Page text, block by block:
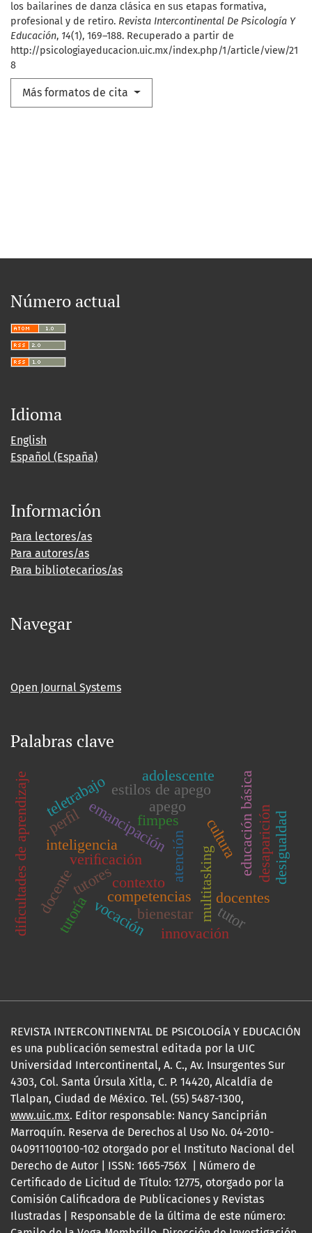
los bailarines de danza clásica en sus etapas formativa,
profesional y de retiro. Revista Intercontinental De Psicología Y
Educación, 14(1), 169–188. Recuperado a partir de
http://psicologiayeducacion.uic.mx/index.php/1/article/view/21
8
Más formatos de cita
Número actual
Idioma
English
Español (España)
Información
Para lectores/as
Para autores/as
Para bibliotecarios/as
Navegar
Open Journal Systems
Palabras clave
multitasking
atención
emancipación
veriﬁcación
inteligencia
competencias
tutores docentes
teletrabajo apego
cultura
estilos de apego
diﬁcultades de aprendizaje educación básica
docente
vocación
adolescente
tutor
tutoría
desaparición
contexto
perﬁl
bienestar
innovación
desigualdad
fimpes
REVISTA INTERCONTINENTAL DE PSICOLOGÍA Y EDUCACIÓN
es una publicación semestral editada por la UIC
Universidad Intercontinental, A. C., Av. Insurgentes Sur
4303, Col. Santa Úrsula Xitla, C. P. 14420, Alcaldía de
Tlalpan, Ciudad de México. Tel. (55) 5487-1300,
www.uic.mx. Editor responsable: Nancy Sanciprián
Marroquín. Reserva de Derechos al Uso No. 04-2010-
040911100100-102 otorgado por el Instituto Nacional del
Derecho de Autor | ISSN: 1665-756X | Número de
Certificado de Licitud de Título: 12775, otorgado por la
Comisión Calificadora de Publicaciones y Revistas
Ilustradas | Responsable de la última de este número: